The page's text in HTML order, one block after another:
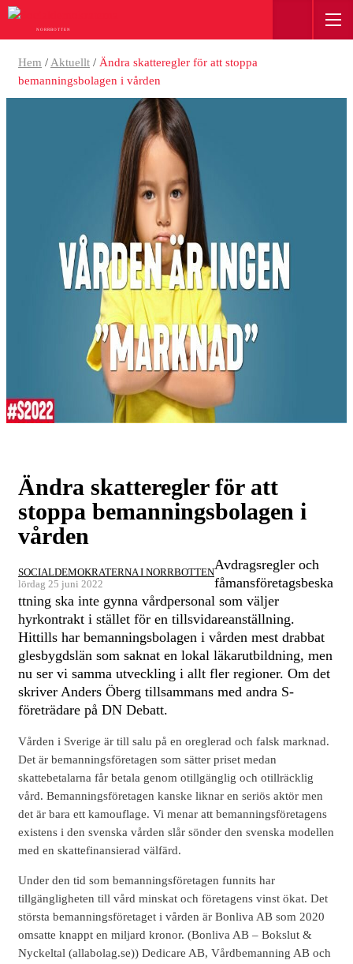
NORRBOTTEN
Hem / Aktuellt / Ändra skatteregler för att stoppa
bemanningsbolagen i vården
Ändra skatteregler för att
stoppa bemanningsbolagen i
vården
SOCIALDEMOKRATERNA I NORRBOTTEN
lördag 25 juni 2022
Avdragsregler och
fåmansföretagsbeska
ttning ska inte gynna vårdpersonal som väljer
hyrkontrakt i stället för en tillsvidareanställning.
Hittills har bemanningsbolagen i vården mest drabbat
glesbygdslän som saknat en lokal läkarutbildning, men
nu ser vi samma utveckling i allt fler regioner. Om det
skriver Anders Öberg tillsammans med andra S-
företrädare på DN Debatt.
Vården i Sverige är till salu på en oreglerad och falsk marknad.
Det är bemanningsföretagen som sätter priset medan
skattebetalarna får betala genom otillgänglig och otillräcklig
vård. Bemanningsföretagen kanske liknar en seriös aktör men
det är bara ett kamouflage. Vi menar att bemanningsföretagens
existens i den svenska vården slår sönder den svenska modellen
med en skattefinansierad välfärd.
Under den tid som bemanningsföretagen funnits har
tillgängligheten till vård minskat och företagens vinst ökat. Det
största bemanningsföretaget i vården är Bonliva AB som 2020
omsatte knappt en miljard kronor. (Bonliva AB – Bokslut &
Nyckeltal (allabolag.se)) Dedicare AB, Vårdbemanning AB och